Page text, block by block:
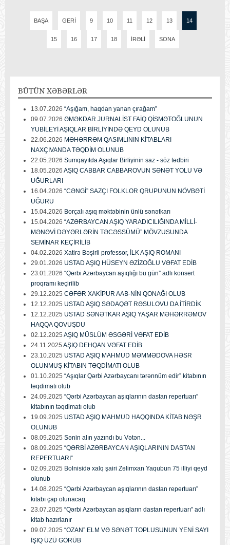
BAŞA GERI 9 10 11 12 13 14
15 16 17 18 İRƏLI SONA
BÜTÜN XƏBƏRLƏR
13.07.2026 “Aşığam, haqdan yanan çırağam”
09.07.2026 ƏMƏKDAR JURNALİST FAİQ QİSMƏTOĞLUNUN
YUBİLEYİ AŞIQLAR BİRLİYİNDƏ QEYD OLUNUB
22.06.2026 MƏHƏRRƏM QASIMLININ KİTABLARI
NAXÇIVANDA TƏQDİM OLUNUB
22.05.2026 Sumqayıtda Aşıqlar Birliyinin saz - söz tədbiri
18.05.2026 AŞIQ CABBAR CABBAROVUN SƏNƏT YOLU VƏ
UĞURLARI
16.04.2026 “CƏNGİ” SAZÇI FOLKLOR QRUPUNUN NÖVBƏTİ
UĞURU
15.04.2026 Borçalı aşıq məktəbinin ünlü sənətkarı
15.04.2026 “AZƏRBAYCAN AŞIQ YARADICILIĞINDA MİLLİ-
MƏNƏVİ DƏYƏRLƏRİN TƏCƏSSÜMÜ” MÖVZUSUNDA
SEMİNAR KEÇİRİLİB
04.02.2026 Xatirə Bəşirli professor, İLK AŞIQ ROMANI
29.01.2026 USTAD AŞIQ HÜSEYN ƏZİZOĞLU VƏFAT EDİB
23.01.2026 “Qərbi Azərbaycan aşıqlığı bu gün” adlı konsert
proqramı keçirilib
29.12.2025 CƏFƏR XAKİPUR AAB-NİN QONAĞI OLUB
12.12.2025 USTAD AŞIQ SƏDAQƏT RƏSULOVU DA İTİRDİK
12.12.2025 USTAD SƏNƏTKAR AŞIQ YAŞAR MƏHƏRRƏMOV
HAQQA QOVUŞDU
02.12.2025 AŞIQ MÜSLÜM ƏSGƏRİ VƏFAT EDİB
24.11.2025 AŞIQ DEHQAN VƏFAT EDİB
23.10.2025 USTAD AŞIQ MAHMUD MƏMMƏDOVA HƏSR
OLUNMUŞ KİTABIN TƏQDİMATI OLUB
01.10.2025 “Aşıqlar Qərbi Azərbaycanı tərənnüm edir” kitabının
təqdimatı olub
24.09.2025 “Qərbi Azərbaycan aşıqlarının dastan repertuarı”
kitabının təqdimatı olub
19.09.2025 USTAD AŞIQ MAHMUD HAQQINDA KİTAB NƏŞR
OLUNUB
08.09.2025 Sənin alın yazındı bu Vətən...
08.09.2025 “QƏRBİ AZƏRBAYCAN AŞIQLARININ DASTAN
REPERTUARI”
02.09.2025 Bolnisidə xalq şairi Zəlimxan Yaqubun 75 illiyi qeyd
olunub
14.08.2025 “Qərbi Azərbaycan aşıqlarının dastan repertuarı”
kitabı çap olunacaq
23.07.2025 “Qərbi Azərbaycan aşıqların dastan repertuarı” adlı
kitab hazırlanır
09.07.2025 “OZAN” ELM VƏ SƏNƏT TOPLUSUNUN YENİ SAYI
İŞIQ ÜZÜ GÖRÜB